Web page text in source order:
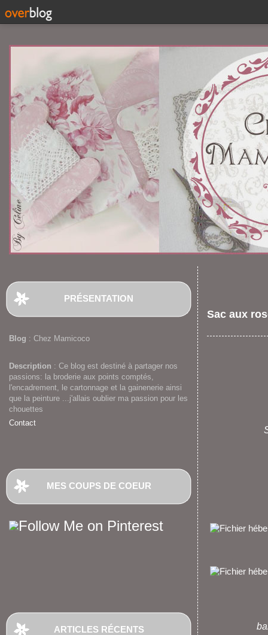
PRÉSENTATION
Blog : Chez Mamicoco
Description : Ce blog est destiné à partager nos
passions: la broderie aux points comptés,
l'encadrement, le cartonnage et la gainenerie ainsi
que la peinture ...j'allais oublier ma passion pour les
chouettes
Contact
MES COUPS DE COEUR
ARTICLES RÉCENTS
Sac aux